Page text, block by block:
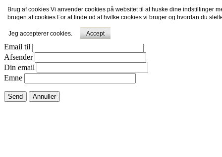
Email dette link til en ven.
Luk vindue
Email til
Afsender
Din email
Emne
Send Annuller
Brug af cookies Vi anvender cookies på websitet til at huske dine indstillinger
brugen af cookies.For at finde ud af hvilke cookies vi bruger og hvordan du
Jeg accepterer cookies. Accept